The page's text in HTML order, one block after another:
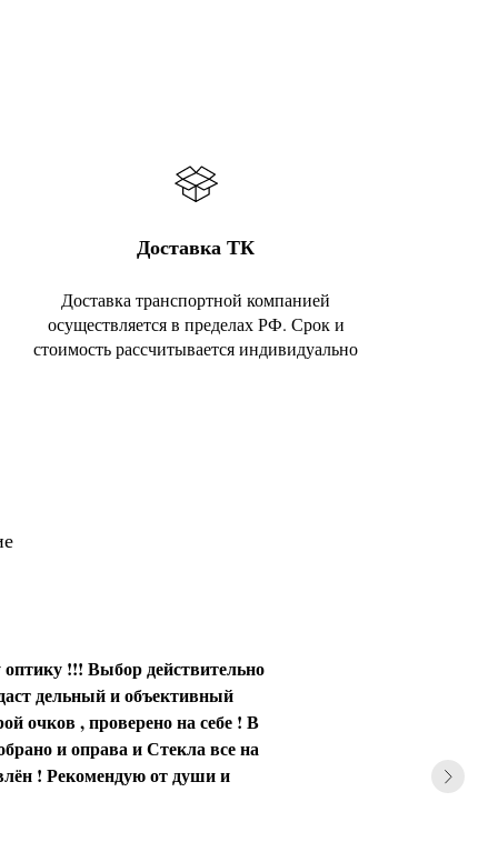
Доставка ТК
Доставка транспортной компанией
осуществляется в пределах РФ. Срок и
стоимость рассчитывается индивидуально
!!! Выбор действительно
дельный и объективный
очков , проверено на себе ! В
и оправа и Стекла все на
! Рекомендую от души и